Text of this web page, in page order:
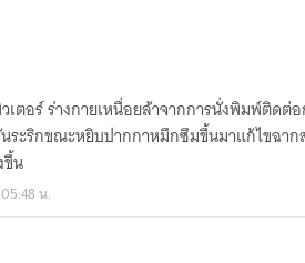
ตอร์ ร่างกายเหนื่อยล้าจากการนั่งพิมพ์ติดต่
ระริกขณะหยิบปากกาหมึกซึมขึ้นมาแก้ไขฉาก
ขึ้น
น.